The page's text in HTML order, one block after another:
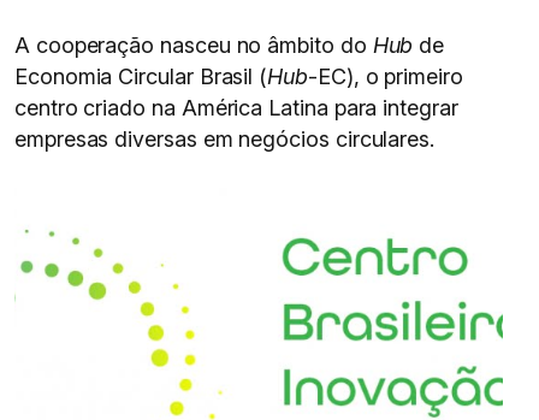
A cooperação nasceu no âmbito do Hub de
Economia Circular Brasil (Hub-EC), o primeiro
centro criado na América Latina para integrar
empresas diversas em negócios circulares.